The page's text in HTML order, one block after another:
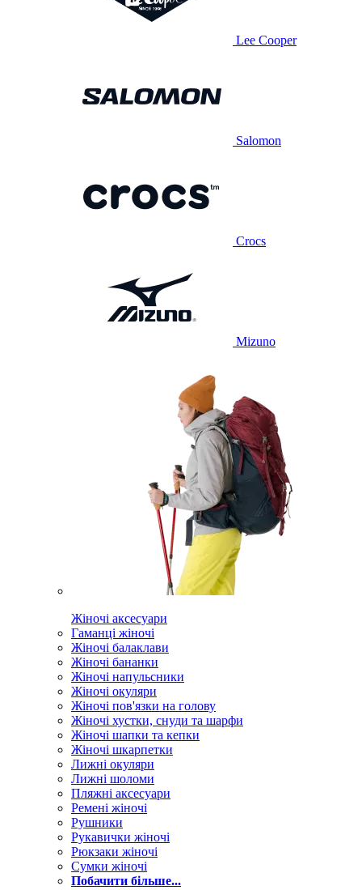
Lee Cooper
Salomon
Crocs
Mizuno
Жіночі аксесуари
Гаманці жіночі
Жіночі балаклави
Жіночі бананки
Жіночі напульсники
Жіночі окуляри
Жіночі пов'язки на голову
Жіночі хустки, снуди та шарфи
Жіночі шапки та кепки
Жіночі шкарпетки
Лижні окуляри
Лижні шоломи
Пляжні аксесуари
Ремені жіночі
Рушники
Рукавички жіночі
Рюкзаки жіночі
Сумки жіночі
Побачити більше...